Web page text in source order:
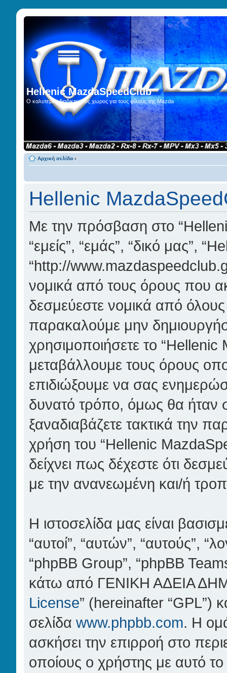
Hellenic MazdaSpeedClub
Ο καλυτερος διαδικτυακος χωρος για τους φίλους της Mazda
Αρχική σελίδα ‹
Hellenic
Με την πρόσβαση στο
“εμείς”, “εμάς”, “δικό μας”,
“http://
νομικά από τους όρους που
δεσμεύεστε νομικά από
παρακαλούμε μην
χρησιμοποιήσετε το
μεταβάλλουμε τους όρους
επιδιώξουμε να σας
δυνατό τρόπο, όμως θα ήταν
ξαναδιαβάζετε τακτικά την
χρήση του “Hellenic
δείχνει πως δέχεστε ότι
με την ανανεωμένη και/ή
Η ιστοσελίδα μας είναι
“αυτοί”, “αυτών”, “αυτούς”,
“phpBB Group”, “phpBB
κάτω από ΓΕΝΙΚΗ ΑΔΕΙΑ
License” (hereinafter “GPL”)
σελίδα www.phpbb.com. Η
ασκήσει την επιρροή στο
οποίους ο χρήστης με αυτό